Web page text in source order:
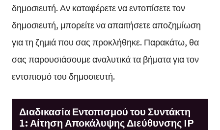
δημοσιευτή. Αν καταφέρετε να εντοπίσετε τον
δημοσιευτή, μπορείτε να απαιτήσετε αποζημίωση
για τη ζημιά που σας προκλήθηκε. Παρακάτω, θα
σας παρουσιάσουμε αναλυτικά τα βήματα για τον
εντοπισμό του δημοσιευτή.
Διαδικασία Εντοπισμού του Συντάκτη
1: Αίτηση Αποκάλυψης Διεύθυνσης IP